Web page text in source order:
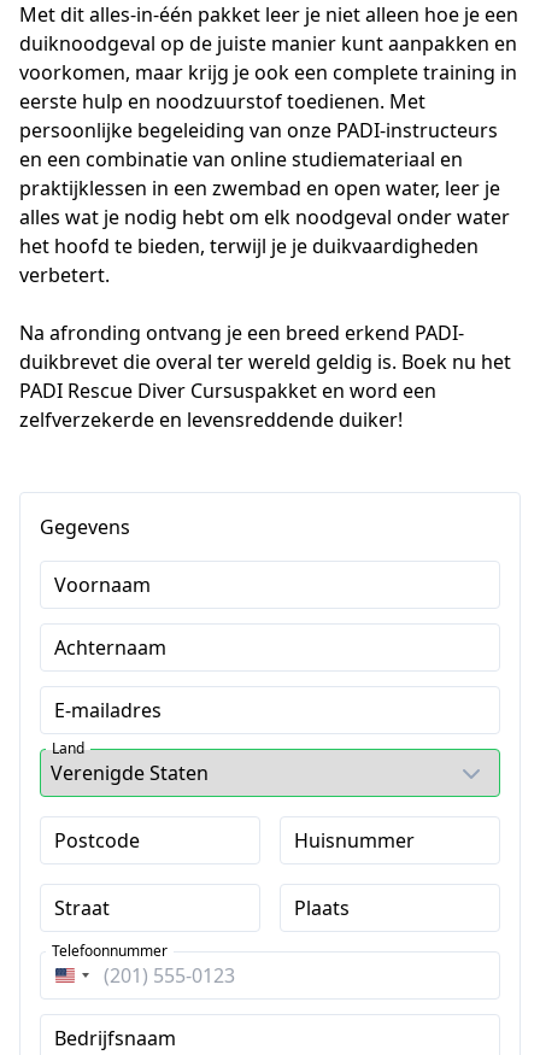
Met dit alles-in-één pakket leer je niet alleen hoe je een
duiknoodgeval op de juiste manier kunt aanpakken en
voorkomen, maar krijg je ook een complete training in
eerste hulp en noodzuurstof toedienen. Met
persoonlijke begeleiding van onze PADI-instructeurs
en een combinatie van online studiemateriaal en
praktijklessen in een zwembad en open water, leer je
alles wat je nodig hebt om elk noodgeval onder water
het hoofd te bieden, terwijl je je duikvaardigheden
verbetert.
Na afronding ontvang je een breed erkend PADI-
duikbrevet die overal ter wereld geldig is. Boek nu het
PADI Rescue Diver Cursuspakket en word een
zelfverzekerde en levensreddende duiker!
Gegevens
Voornaam
Achternaam
E-mailadres
Land
Postcode Huisnummer
Straat Plaats
Verenigde
Staten
+1
Telefoonnummer
Bedrijfsnaam